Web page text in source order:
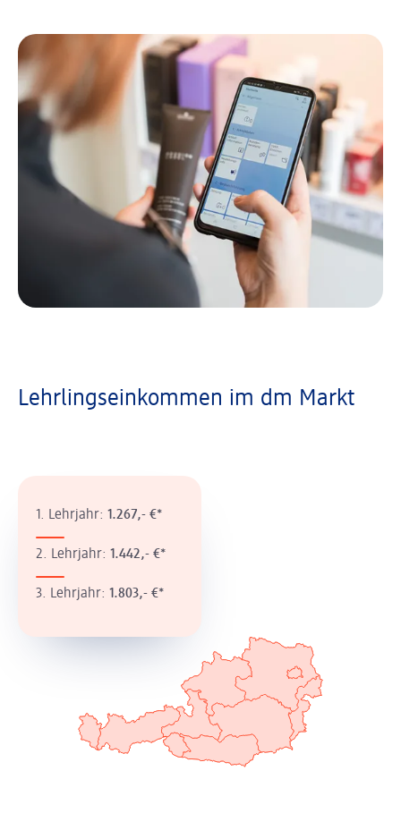
Lehrlingseinkommen im dm Markt
1. Lehrjahr: 1.267,- €*
2. Lehrjahr: 1.442,- €*
3. Lehrjahr: 1.803,- €*